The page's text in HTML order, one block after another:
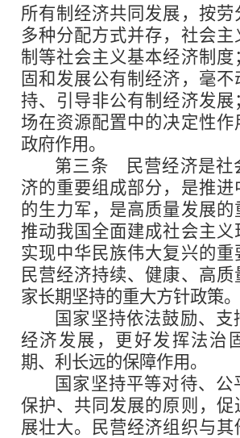
所有制经济共同发展，按劳
多种分配方式并存，社会主
制等社会主义基本经济制度
固和发展公有制经济，毫不
持、引导非公有制经济发展
场在资源配置中的决定性作
政府作用。
第三条 民营经济是社
济的重要组成部分，是推进
的生力军，是高质量发展的
推动我国全面建成社会主义
实现中华民族伟大复兴的重
民营经济持续、健康、高质
家长期坚持的重大方针政策。
国家坚持依法鼓励、支
经济发展，更好发挥法治
期、利长远的保障作用。
国家坚持平等对待、公
保护、共同发展的原则，促
展壮大。民营经济组织与其